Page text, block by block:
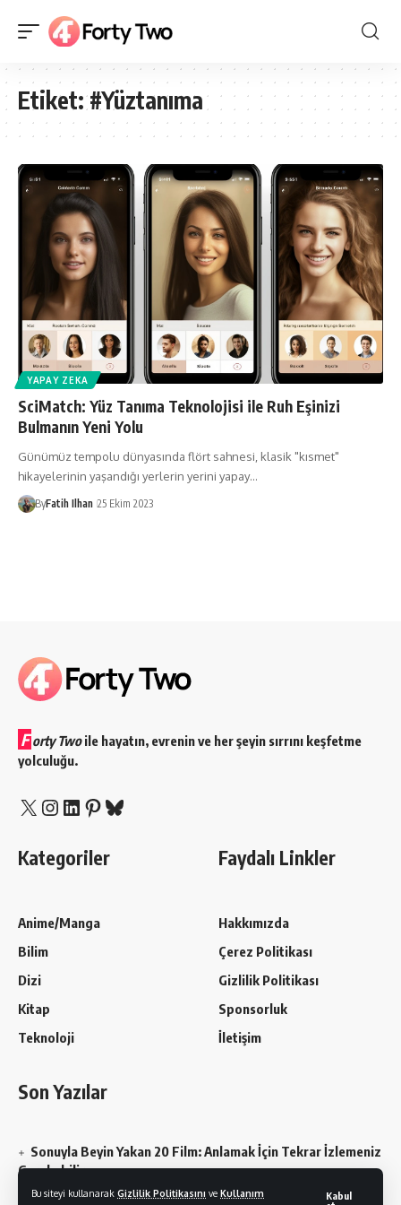
Bu siteyi kullanarak Gizlilik Politikasını ve Kullanım
Kabul
Etiket:#Yüztanıma
YAPAY ZEKA
SciMatch: Yüz Tanıma Teknolojisi ile Ruh Eşinizi
Bulmanın Yeni Yolu
Günümüz tempolu dünyasında flört sahnesi, klasik "kısmet"
hikayelerinin yaşandığı yerlerin yerini yapay…
ByFatih Ilhan 25 Ekim 2023
F orty Twoile hayatın, evrenin ve her şeyin sırrını keşfetme
yolculuğu.
X Instagram
LinkedIn
Pinterest
Bluesky
Kategoriler
Anime/Manga
Bilim
Dizi
Kitap
Teknoloji
Faydalı Linkler
Hakkımızda
Çerez Politikası
Gizlilik Politikası
Sponsorluk
İletişim
Son Yazılar
Sonuyla Beyin Yakan 20 Film: Anlamak İçin Tekrar İzlemeniz
Gerekebilir